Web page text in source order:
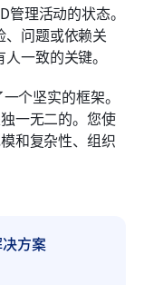
理活动的状态。
问题或依赖关
一致的关键。
个坚实的框架。
一无二的。您使
和复杂性、组织
方案